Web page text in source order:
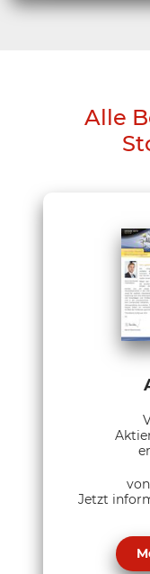
Alle
von
Jetzt